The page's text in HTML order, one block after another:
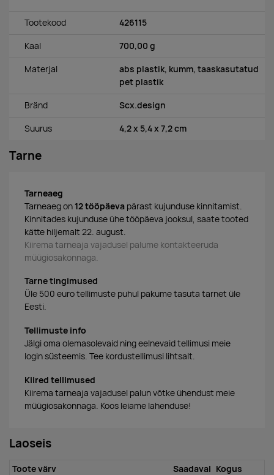
Tootekood 426115
Kaal 700,00 g
Materjal
abs plastik, kumm, taaskasutatud
pet plastik
Bränd Scx.design
Suurus 4,2 x 5,4 x 7,2 cm
Tarne
Tarneaeg
Tarneaeg on 12 tööpäeva pärast kujunduse kinnitamist.
Kinnitades kujunduse ühe tööpäeva jooksul, saate tooted
kätte hiljemalt 22. august.
Kiirema tarneaja vajadusel palume kontakteeruda
müügiosakonnaga.
Tarne tingimused
Üle 500 euro tellimuste puhul pakume tasuta tarnet üle
Eesti.
Tellimuste info
Jälgi oma olemasolevaid ning eelnevaid tellimusi meie
login süsteemis. Tee kordustellimusi lihtsalt.
Kiired tellimused
Kiirema tarneaja vajadusel palun võtke ühendust meie
müügiosakonnaga. Koos leiame lahenduse!
Laoseis
Toote värv Saadaval Kogus